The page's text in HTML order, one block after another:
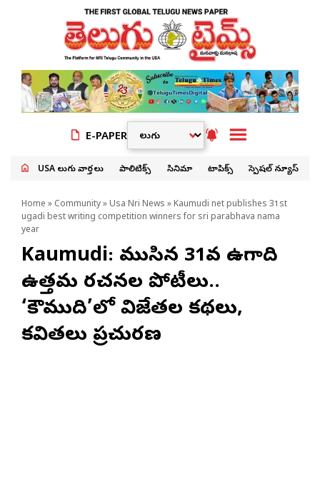
E-PAPER
USA తెలుగు వార్తలు పాలిటిక్స్ సినిమా టాపిక్స్ స్పెషల్ న్యూస్
Home » Community» Usa Nri News » Kaumudi net publishes 31st
ugadi best writing competition winners for sri parabhava nama
year
Kaumudi: ముగిసిన 31వ ఉగాది
ఉత్తమ రచనల పోటీలు..
‘కౌముది’లో విజేతల కథలు,
కవితలు ప్రచురణ